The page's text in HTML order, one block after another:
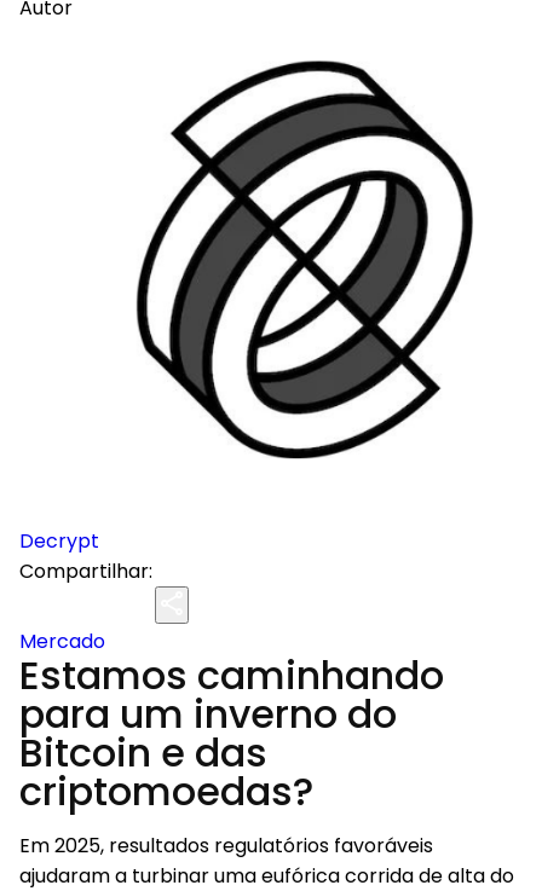
Autor
Decrypt
Compartilhar:
Mercado
Estamos caminhando
para um inverno do
Bitcoin e das
criptomoedas?
Em 2025, resultados regulatórios favoráveis
ajudaram a turbinar uma eufórica corrida de alta do